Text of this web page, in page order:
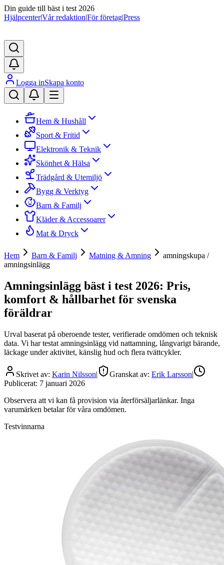
Din guide till bäst i test 2026
Hjälpcenter|Vår redaktion|För företag|Press
Logga inSkapa konto
Hem & Hushåll
Sport & Fritid
Elektronik & Teknik
Skönhet & Hälsa
Trädgård & Utemiljö
Bygg & Verktyg
Barn & Familj
Kläder & Accessoarer
Mat & Dryck
Hem Barn & Familj Matning & Amning
amningskupa /
amningsinlägg
Amningsinlägg bäst i test 2026: Pris,
komfort & hållbarhet för svenska
föräldrar
Urval baserat på oberoende tester, verifierade omdömen och teknisk
data. Vi har testat amningsinlägg vid nattamning, långvarigt bärande,
läckage under aktivitet, känslig hud och flera tvättcykler.
Skrivet av: Karin Nilsson| Granskat av: Erik Larsson|
Publicerat: 7 januari 2026
Observera att vi kan få provision via återförsäljarlänkar. Inga
varumärken betalar för våra omdömen.
Testvinnarna